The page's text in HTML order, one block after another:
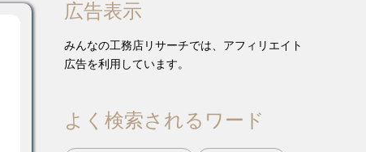
広告表示
みんなの工務店リサーチでは、アフィリエイト
広告を利用しています。
よく検索されるワード